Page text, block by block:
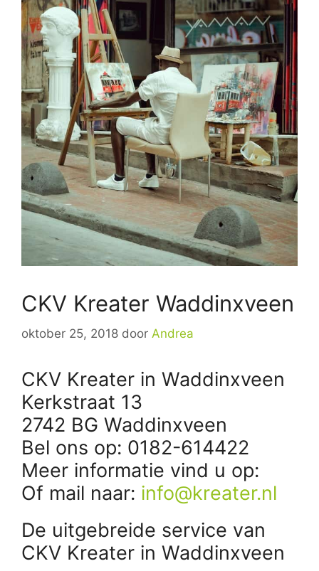
CKV Kreater Waddinxveen
oktober 25, 2018 door Andrea
CKV Kreater in Waddinxveen
Kerkstraat 13
2742 BG Waddinxveen
Bel ons op: 0182-614422
Meer informatie vind u op:
Of mail naar: info@kreater.nl
De uitgebreide service van
CKV Kreater in Waddinxveen